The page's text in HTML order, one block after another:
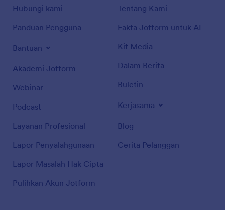
Hubungi kami
Panduan Pengguna
Bantuan
Akademi Jotform
Webinar
Podcast
Layanan Profesional
Lapor Penyalahgunaan
Lapor Masalah Hak Cipta
Pulihkan Akun Jotform
Tentang Kami
Fakta Jotform untuk AI
Kit Media
Dalam Berita
Buletin
Kerjasama
Blog
Cerita Pelanggan